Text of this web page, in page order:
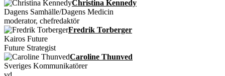
Christina Kennedy
Dagens Samhälle/Dagens Medicin
moderator, chefredaktör
Fredrik Torberger
Kairos Future
Future Strategist
Caroline Thunved
Sveriges Kommunikatörer